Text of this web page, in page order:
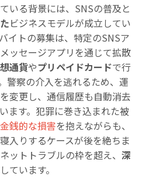
いる背景には、SNSの普及と
ビジネスモデルが成立してい
イトの募集は、特定のSNSア
ッセージアプリを通じて拡散
通貨やプリペイドカードで行
警察の介入を逃れるため、運
変更し、通信履歴も自動消去
ます。犯罪に巻き込まれた被
金銭的な損害を抱えながらも、
入りするケースが後を絶ちま
ットトラブルの枠を超え、深
ています。